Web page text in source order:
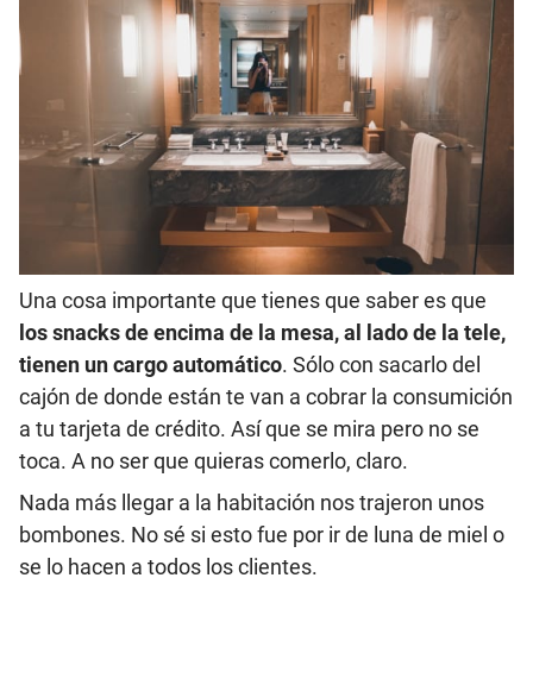
Una cosa importante que tienes que saber es que
los snacks de encima de la mesa, al lado de la tele,
tienen un cargo automático. Sólo con sacarlo del
cajón de donde están te van a cobrar la consumición
a tu tarjeta de crédito. Así que se mira pero no se
toca. A no ser que quieras comerlo, claro.
Nada más llegar a la habitación nos trajeron unos
bombones. No sé si esto fue por ir de luna de miel o
se lo hacen a todos los clientes.